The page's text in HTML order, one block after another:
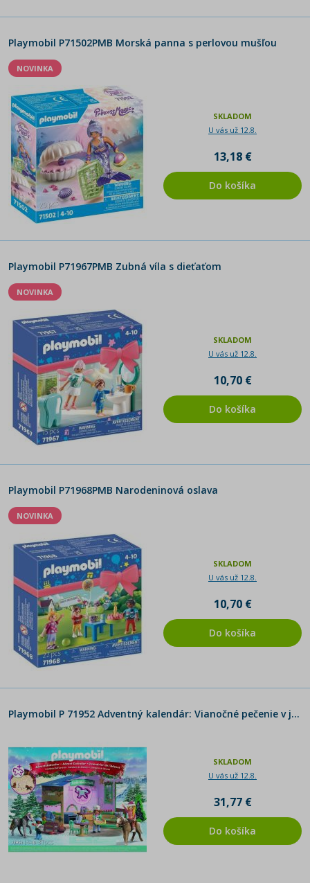
Playmobil P71502PMB Morská panna s perlovou mušľou
NOVINKA
SKLADOM
U vás už 12.8.
13,18 €
Do košíka
Playmobil P71967PMB Zubná víla s dieťaťom
NOVINKA
SKLADOM
U vás už 12.8.
10,70 €
Do košíka
Playmobil P71968PMB Narodeninová oslava
NOVINKA
SKLADOM
U vás už 12.8.
10,70 €
Do košíka
Playmobil P 71952 Adventný kalendár: Vianočné pečenie v jazdeckej kaviarni
SKLADOM
U vás už 12.8.
31,77 €
Do košíka